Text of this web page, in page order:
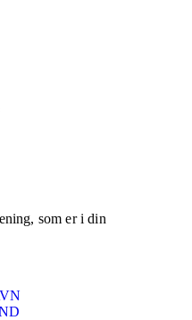
som er i din